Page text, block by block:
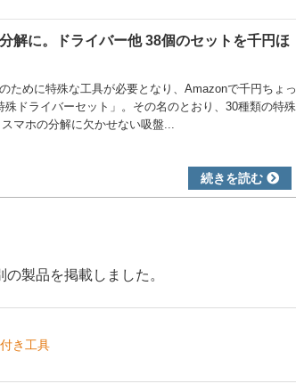
解に。ドライバー他 38個のセットを千円ほ
ために特殊な工具が必要となり、Amazonで千円ちょっ
ドライバーセット」。その名のとおり、30種類の特殊
マホの分解に欠かせない吸盤...
製品を掲載しました。
き工具